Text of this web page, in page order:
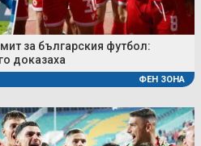
за българския футбол:
доказаха
ФЕН ЗОНА